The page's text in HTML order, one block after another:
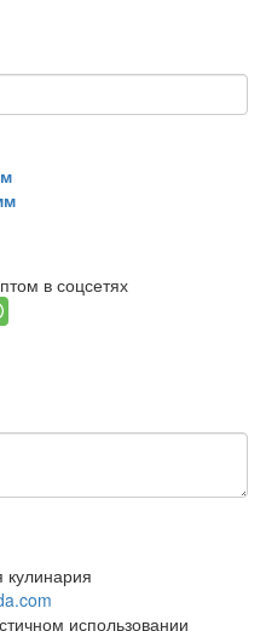
в соцсетях
использовании